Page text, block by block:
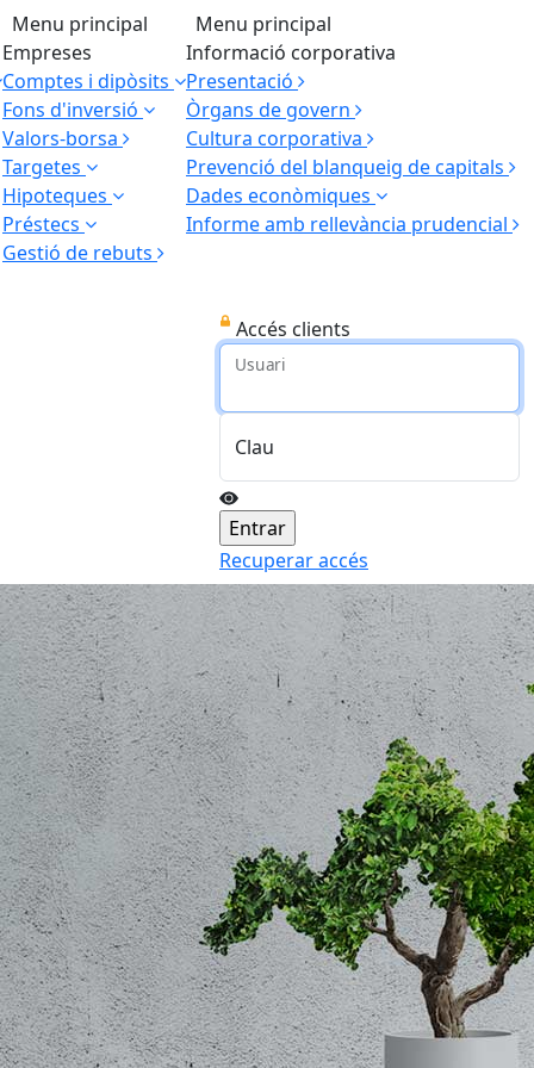
Menu principal
Empreses
Comptes i dipòsits
Fons d'inversió
Valors-borsa
Targetes
Hipoteques
Préstecs
Gestió de rebuts
Menu principal
Informació corporativa
Presentació
Òrgans de govern
Cultura corporativa
Prevenció del blanqueig de capitals
Dades econòmiques
Informe amb rellevància prudencial
Accés clients
Usuari
Clau
Recuperar accés